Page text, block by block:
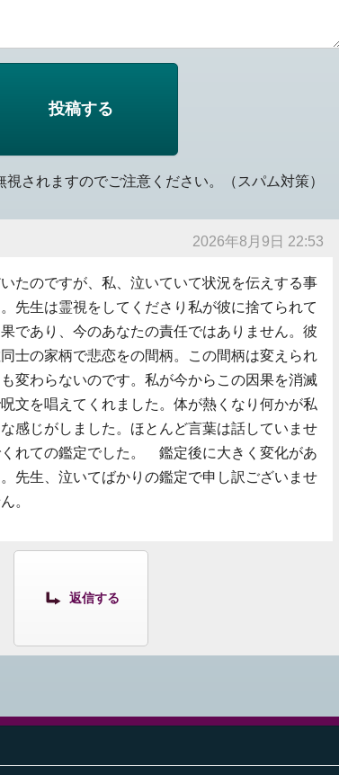
されますのでご注意ください。（スパム対策）
2026年8月9日 22:53
たのですが、私、泣いていて状況を伝えする事
先生は霊視をしてくださり私が彼に捨てられて
であり、今のあなたの責任ではありません。彼
士の家柄で悲恋をの間柄。この間柄は変えられ
変わらないのです。私が今からこの因果を消滅
文を唱えてくれました。体が熱くなり何かが私
感じがしました。ほとんど言葉は話していませ
れての鑑定でした。 鑑定後に大きく変化があ
先生、泣いてばかりの鑑定で申し訳ございませ
。
返信する